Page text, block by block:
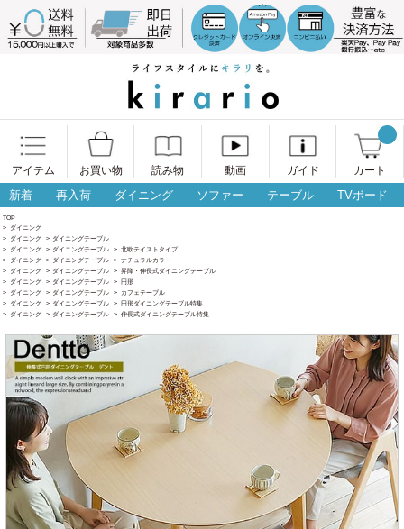
アイテム お買い物 読み物 動画 ガイド カート
新着 再入荷 ダイニング ソファー テーブル TVボード
TOP
> ダイニング
> ダイニング > ダイニングテーブル
> ダイニング > ダイニングテーブル > 北欧テイストタイプ
> ダイニング > ダイニングテーブル > ナチュラルカラー
> ダイニング > ダイニングテーブル > 昇降・伸長式ダイニングテーブル
> ダイニング > ダイニングテーブル > 円形
> ダイニング > ダイニングテーブル > カフェテーブル
> ダイニング > ダイニングテーブル > 円形ダイニングテーブル特集
> ダイニング > ダイニングテーブル > 伸長式ダイニングテーブル特集